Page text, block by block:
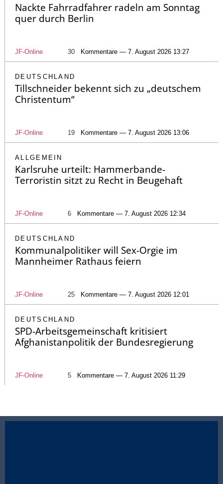
Nackte Fahrradfahrer radeln am Sonntag
quer durch Berlin
JF-Online 30 Kommentare — 7. August 2026 13:27
DEUTSCHLAND
Tillschneider bekennt sich zu „deutschem
Christentum“
JF-Online 19 Kommentare — 7. August 2026 13:06
ALLGEMEIN
Karlsruhe urteilt: Hammerbande-
Terroristin sitzt zu Recht in Beugehaft
JF-Online 6 Kommentare — 7. August 2026 12:34
DEUTSCHLAND
Kommunalpolitiker will Sex-Orgie im
Mannheimer Rathaus feiern
JF-Online 25 Kommentare — 7. August 2026 12:01
DEUTSCHLAND
SPD-Arbeitsgemeinschaft kritisiert
Afghanistanpolitik der Bundesregierung
JF-Online 5 Kommentare — 7. August 2026 11:29